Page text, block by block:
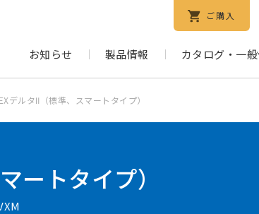
ご購入
お知らせ 製品情報 カタログ・一
デルタⅡ（標準、スマートタイプ）
ートタイプ）